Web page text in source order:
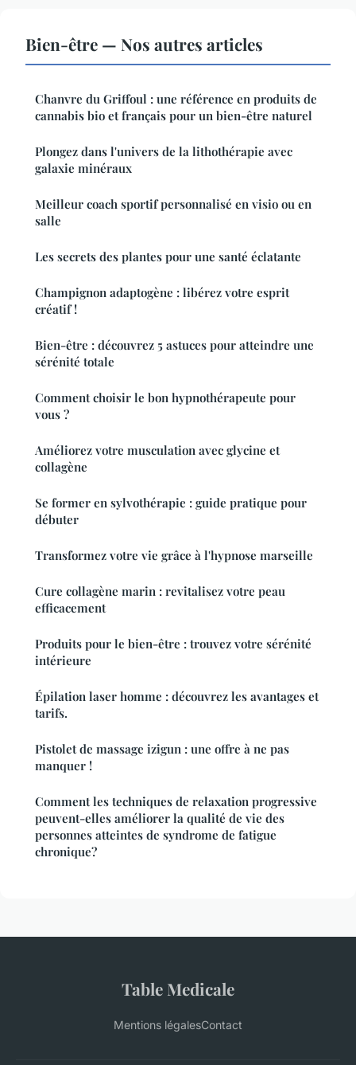
Bien-être — Nos autres articles
Chanvre du Griffoul : une référence en produits de
cannabis bio et français pour un bien-être naturel
Plongez dans l'univers de la lithothérapie avec
galaxie minéraux
Meilleur coach sportif personnalisé en visio ou en
salle
Les secrets des plantes pour une santé éclatante
Champignon adaptogène : libérez votre esprit
créatif !
Bien-être : découvrez 5 astuces pour atteindre une
sérénité totale
Comment choisir le bon hypnothérapeute pour
vous ?
Améliorez votre musculation avec glycine et
collagène
Se former en sylvothérapie : guide pratique pour
débuter
Transformez votre vie grâce à l'hypnose marseille
Cure collagène marin : revitalisez votre peau
efficacement
Produits pour le bien-être : trouvez votre sérénité
intérieure
Épilation laser homme : découvrez les avantages et
tarifs.
Pistolet de massage izigun : une offre à ne pas
manquer !
Comment les techniques de relaxation progressive
peuvent-elles améliorer la qualité de vie des
personnes atteintes de syndrome de fatigue
chronique?
Table Medicale
Mentions légalesContact